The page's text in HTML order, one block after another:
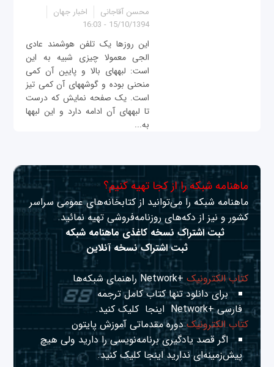
محسن آقاجانی
اخبار جهان
15/10/1394 - 16:03
این روزها یک تلفن هوشمند عادی
ال‎جی معمولا چیزی شبیه به این
است: لبه‎های بالا و پایین آن کمی‎
منحنی بوده و گوشه‎های آن کمی تیز
است. یک صفحه نمایش که درست
تا لبه‎های آن ادامه دارد و این لبه‎ها
به...
ماهنامه شبکه را از کجا تهیه کنیم؟
ماهنامه شبکه را می‌توانید از کتابخانه‌های عمومی سراسر
کشور و نیز از دکه‌های روزنامه‌فروشی تهیه نمائید.
ثبت اشتراک نسخه کاغذی ماهنامه شبکه
ثبت اشتراک نسخه آنلاین
کتاب الکترونیک+Network راهنمای شبکه‌ها
برای دانلود تنها کتاب کامل ترجمه
فارسی +Network
اینجا کلیک کنید.
کتاب الکترونیکدوره مقدماتی آموزش پایتون
اگر قصد یادگیری برنامه‌نویسی را دارید ولی هیچ
پیش‌زمینه‌ای نداریداینجا کلیک کنید.